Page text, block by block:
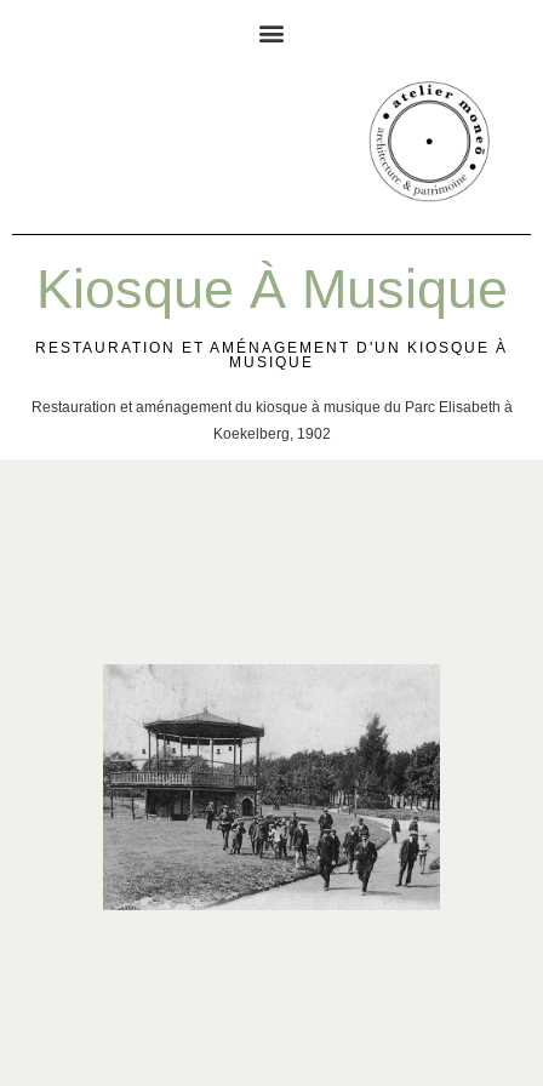
Kiosque À Musique
RESTAURATION ET AMÉNAGEMENT D'UN KIOSQUE À
MUSIQUE
Restauration et aménagement du kiosque à musique du Parc Elisabeth à
Koekelberg, 1902